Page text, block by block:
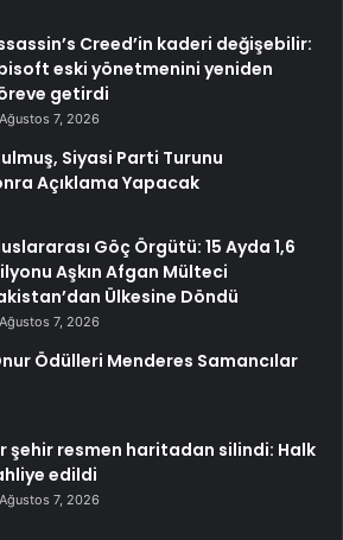
Creed’in kaderi değişebilir:
eski yönetmenini yeniden
getirdi
Ağustos 7, 2026
Siyasi Parti Turunu
Açıklama Yapacak
Göç Örgütü: 15 Ayda 1,6
Aşkın Afgan Mülteci
Ülkesine Döndü
Ağustos 7, 2026
Ödülleri Menderes Samancılar
şehir resmen haritadan silindi: Halk
edildi
Ağustos 7, 2026